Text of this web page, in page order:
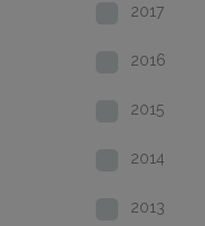
2017
2016
2015
2014
2013